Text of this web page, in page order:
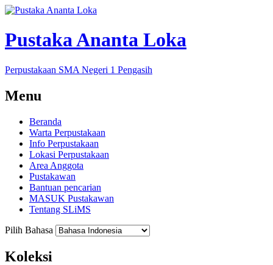
Pustaka Ananta Loka
Perpustakaan SMA Negeri 1 Pengasih
Menu
Beranda
Warta Perpustakaan
Info Perpustakaan
Lokasi Perpustakaan
Area Anggota
Pustakawan
Bantuan pencarian
MASUK Pustakawan
Tentang SLiMS
Pilih Bahasa
Koleksi